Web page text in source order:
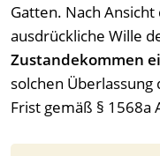
Gatten. Nach
ausdrückliche Wille
Zustandekommen
solchen Überlassung
Frist gemäß § 1568a